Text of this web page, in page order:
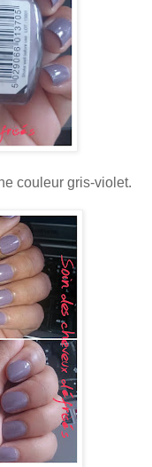
couleur gris-violet.